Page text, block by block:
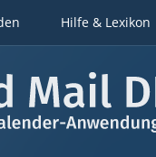
Hilfe & Lexikon